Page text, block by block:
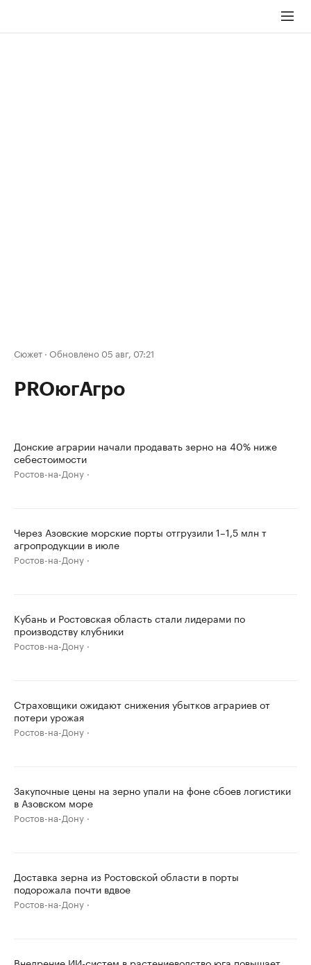
Сюжет · Обновлено 05 авг, 07:21
PROюгАгро
Донские аграрии начали продавать зерно на 40% ниже
себестоимости
Ростов-на-Дону
Через Азовские морские порты отгрузили 1–1,5 млн т
агропродукции в июле
Ростов-на-Дону
Кубань и Ростовская область стали лидерами по
производству клубники
Ростов-на-Дону
Страховщики ожидают снижения убытков аграриев от
потери урожая
Ростов-на-Дону
Закупочные цены на зерно упали на фоне сбоев логистики
в Азовском море
Ростов-на-Дону
Доставка зерна из Ростовской области в порты
подорожала почти вдвое
Ростов-на-Дону